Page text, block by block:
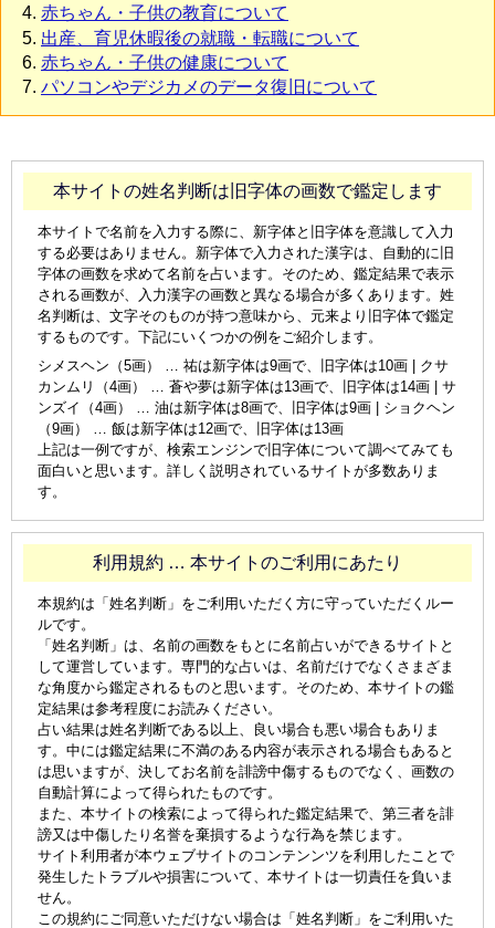
赤ちゃん・子供の教育について
出産、育児休暇後の就職・転職について
赤ちゃん・子供の健康について
パソコンやデジカメのデータ復旧について
本サイトの姓名判断は旧字体の画数で鑑定します
本サイトで名前を入力する際に、新字体と旧字体を意識して入力
する必要はありません。新字体で入力された漢字は、自動的に旧
字体の画数を求めて名前を占います。そのため、鑑定結果で表示
される画数が、入力漢字の画数と異なる場合が多くあります。姓
名判断は、文字そのものが持つ意味から、元来より旧字体で鑑定
するものです。下記にいくつかの例をご紹介します。
シメスヘン（5画） … 祐は新字体は9画で、旧字体は10画 | クサ
カンムリ（4画） … 蒼や夢は新字体は13画で、旧字体は14画 | サ
ンズイ（4画） … 油は新字体は8画で、旧字体は9画 | ショクヘン
（9画） … 飯は新字体は12画で、旧字体は13画
上記は一例ですが、検索エンジンで旧字体について調べてみても
面白いと思います。詳しく説明されているサイトが多数ありま
す。
利用規約 … 本サイトのご利用にあたり
本規約は「姓名判断」をご利用いただく方に守っていただくルー
ルです。
「姓名判断」は、名前の画数をもとに名前占いができるサイトと
して運営しています。専門的な占いは、名前だけでなくさまざま
な角度から鑑定されるものと思います。そのため、本サイトの鑑
定結果は参考程度にお読みください。
占い結果は姓名判断である以上、良い場合も悪い場合もありま
す。中には鑑定結果に不満のある内容が表示される場合もあると
は思いますが、決してお名前を誹謗中傷するものでなく、画数の
自動計算によって得られたものです。
また、本サイトの検索によって得られた鑑定結果で、第三者を誹
謗又は中傷したり名誉を棄損するような行為を禁じます。
サイト利用者が本ウェブサイトのコンテンンツを利用したことで
発生したトラブルや損害について、本サイトは一切責任を負いま
せん。
この規約にご同意いただけない場合は「姓名判断」をご利用いた